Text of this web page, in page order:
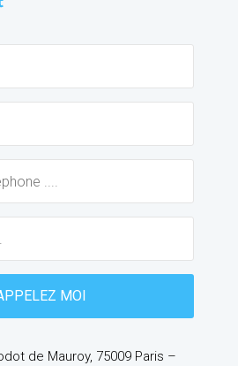
de Mauroy, 75009 Paris –